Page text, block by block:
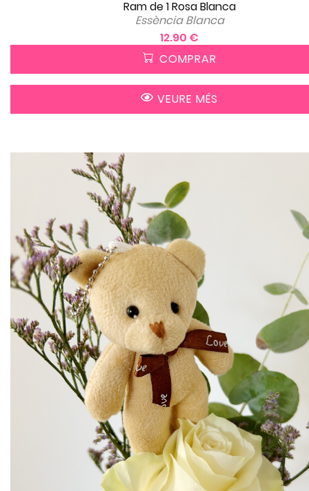
Ram de 1 Rosa Blanca
Essència Blanca
12.90 €
COMPRAR
VEURE MÉS